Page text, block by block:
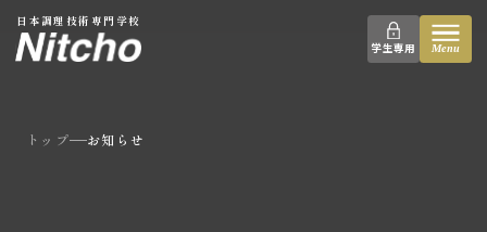
本文へ移動
日本調理技術専門学校
学生専用
Menu
トップ お知らせ